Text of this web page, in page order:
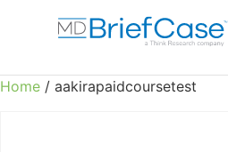
Home / aakirapaidcoursetest